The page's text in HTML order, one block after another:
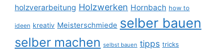
holzverarbeitung Holzwerken Hornbach how to
ideen kreativ Meisterschmiede selber bauen
selber machen selbst bauen tipps tricks